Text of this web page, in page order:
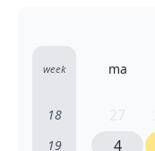
week ma
18
19 4